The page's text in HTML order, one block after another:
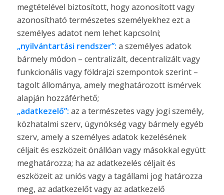
megtételével biztosított, hogy azonosított vagy
azonosítható természetes személyekhez ezt a
személyes adatot nem lehet kapcsolni;
„nyilvántartási rendszer”: a személyes adatok
bármely módon – centralizált, decentralizált vagy
funkcionális vagy földrajzi szempontok szerint –
tagolt állománya, amely meghatározott ismérvek
alapján hozzáférhető;
„adatkezelő”: az a természetes vagy jogi személy,
közhatalmi szerv, ügynökség vagy bármely egyéb
szerv, amely a személyes adatok kezelésének
céljait és eszközeit önállóan vagy másokkal együtt
meghatározza; ha az adatkezelés céljait és
eszközeit az uniós vagy a tagállami jog határozza
meg, az adatkezelőt vagy az adatkezelő